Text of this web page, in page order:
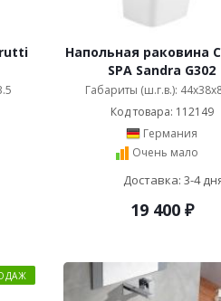
Напольная раковина
SPA Sandra G302
Габариты (ш.г.в.):
Код товара: 112149
Германия
Очень мало
Доставка: 3-4
19 400₽